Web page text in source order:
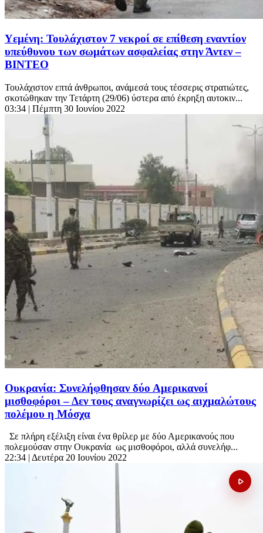
Υεμένη: Τουλάχιστον 7 νεκροί σε επίθεση εναντίον
υπεύθυνου των σωμάτων ασφαλείας στην Άντεν –
ΒΙΝΤΕΟ
Τουλάχιστον επτά άνθρωποι, ανάμεσά τους τέσσερις στρατιώτες,
σκοτώθηκαν την Τετάρτη (29/06) ύστερα από έκρηξη αυτοκιν...
03:34 | Πέμπτη 30 Ιουνίου 2022
Ουκρανία: Συνελήφθησαν δύο Αμερικανοί
μισθοφόροι – Δεν τους αναγνωρίζει ως αιχμαλώτους
πολέμου η Μόσχα
Σε πλήρη εξέλιξη είναι ένα θρίλερ με δύο Αμερικανούς που
πολεμούσαν στην Ουκρανία ως μισθοφόροι, αλλά συνελήφ...
22:34 | Δευτέρα 20 Ιουνίου 2022